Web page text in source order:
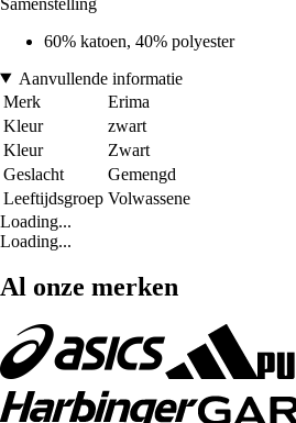
60% katoen, 40% polyester
Aanvullende informatie
Merk
Erima
Kleur
zwart
Kleur
Zwart
Geslacht
Gemengd
Leeftijdsgroep Volwassene
Loading...
Loading...
Al onze merken